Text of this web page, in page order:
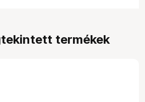
termékek